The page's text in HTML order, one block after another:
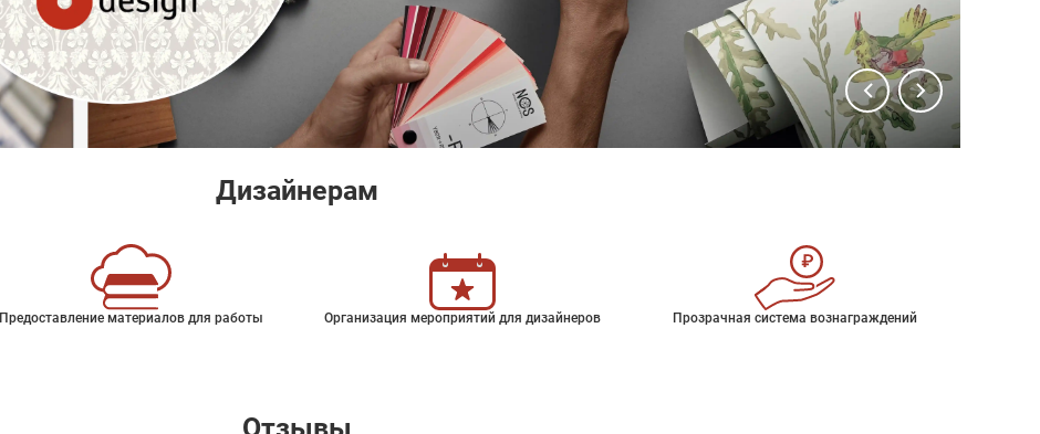
Дизайнерам
Предоставление материалов для работы Организация мероприятий для дизайнеров Прозрачная система вознаграждений